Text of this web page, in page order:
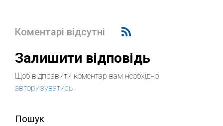
Коментарі відсутні
Залишити відповідь
Щоб відправити коментар вам необхідно
авторизуватись.
Пошук